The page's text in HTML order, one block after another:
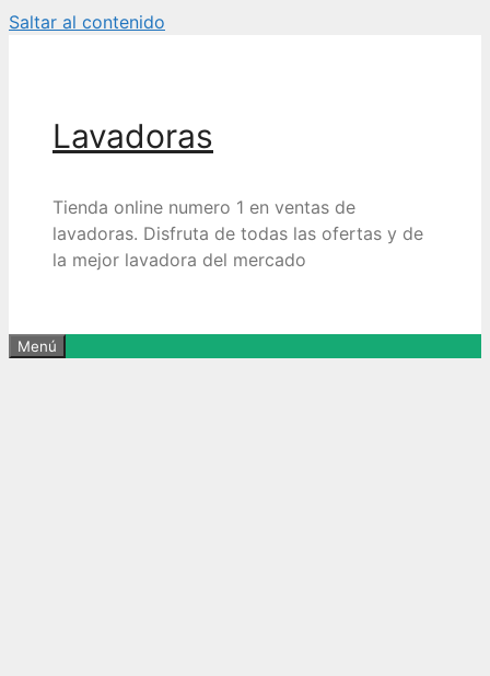
Saltar al contenido
Lavadoras
Tienda online numero 1 en ventas de
lavadoras. Disfruta de todas las ofertas y de
la mejor lavadora del mercado
Menú